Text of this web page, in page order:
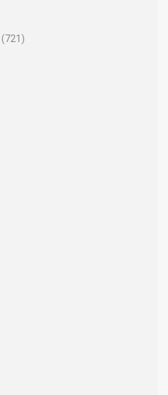
(721)